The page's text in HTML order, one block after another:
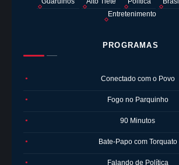
Entretenimento
PROGRAMAS
● Conectado com o Povo
● Fogo no Parquinho
● 90 Minutos
● Bate-Papo com Torquato
● Falando de Política